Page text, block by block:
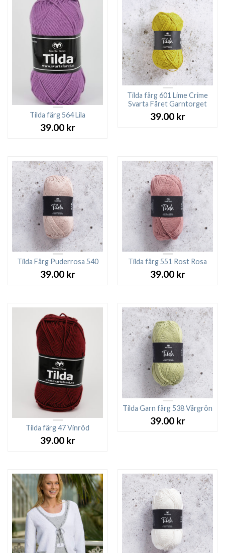
Tilda färg 564 Lila
39.00 kr
Tilda färg 601 Lime Crime
Svarta Fåret Garntorget
39.00 kr
Tilda Färg Puderrosa 540
39.00 kr
Tilda färg 551 Rost Rosa
39.00 kr
Tilda färg 47 Vinröd
39.00 kr
Tilda Garn färg 538 Vårgrön
39.00 kr